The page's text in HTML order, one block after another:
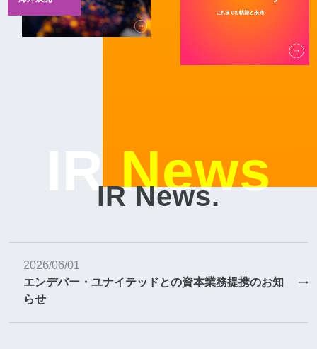
IR News.
IR News
2026/06/01
エンデバー・ユナイテッドとの資本業務提携のお知
らせ